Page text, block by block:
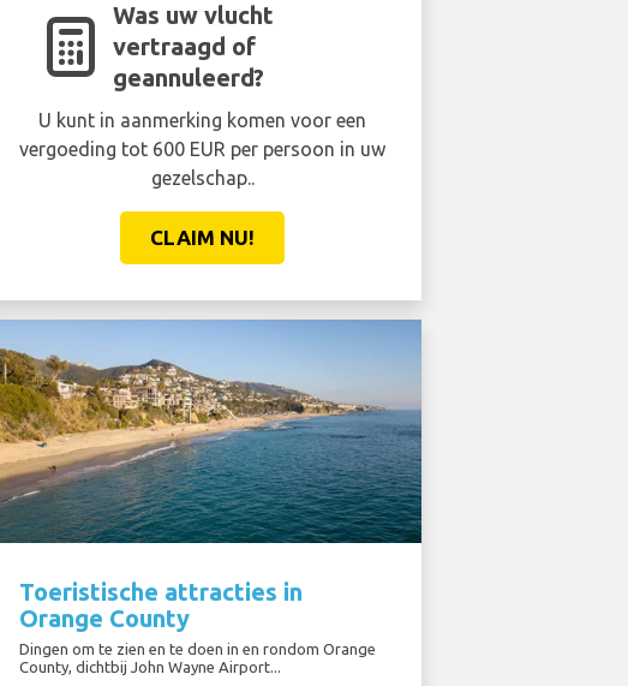
Was uw vlucht
vertraagd of
geannuleerd?
U kunt in aanmerking komen voor een
vergoeding tot 600 EUR per persoon in uw
gezelschap..
CLAIM NU!
Toeristische attracties in
Orange County
Dingen om te zien en te doen in en rondom Orange
County, dichtbij John Wayne Airport...